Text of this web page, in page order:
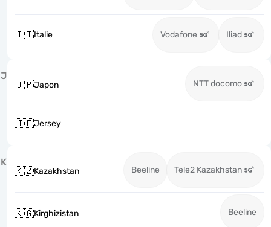
🇮🇹Italie Vodafone Iliad
J
🇯🇵Japon NTT docomo
🇯🇪Jersey
K
🇰🇿Kazakhstan Beeline Tele2 Kazakhstan
🇰🇬Kirghizistan Beeline